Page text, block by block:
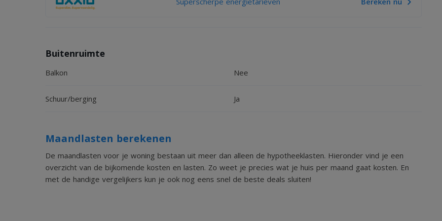
Buitenruimte
Balkon Nee
Schuur/berging Ja
Maandlasten berekenen
De maandlasten voor je woning bestaan uit meer dan alleen de hypotheeklasten. Hieronder vind je een
overzicht van de bijkomende kosten en lasten. Zo weet je precies wat je huis per maand gaat kosten. En
met de handige vergelijkers kun je ook nog eens snel de beste deals sluiten!